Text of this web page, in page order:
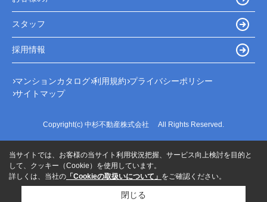
スタッフ
採用情報
マンションカタログ 利用規約 プライバシーポリシー
サイトマップ
Copyright(c) 中杉不動産株式会社 All Rights Reserved.
当サイトでは、お客様の当サイト利用状況把握、サービス向上検討を目的と
して、クッキー（Cookie）を使用しています。
詳しくは、当社の 「Cookieの取扱いについて」 をご確認ください。
閉じる